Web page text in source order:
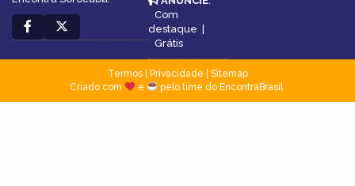
Com
destaque |
Grátis
Termos| Privacidade
Sitemap
Criado com
e pelo time do EncontraBrasil